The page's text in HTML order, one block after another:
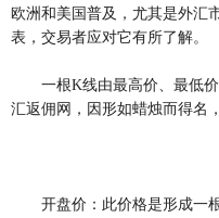
欧洲和美国普及，尤其是外汇
表，交易者应对它有所了解。
一根K线由最高价、最低价
汇返佣网，因形如蜡烛而得名
开盘价：此价格是形成一根